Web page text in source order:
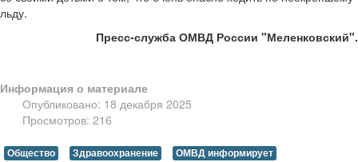
льду.
Пресс-служба ОМВД России "Меленковский".
Информация о материале
Опубликовано: 18 декабря 2025
Просмотров: 216
Общество Здравоохранение ОМВД информирует